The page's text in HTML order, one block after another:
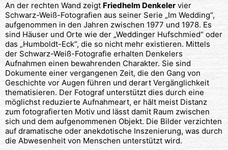
An der rechten Wand zeigt Friedhelm Denkeler vier
Schwarz-Weiß-Fotografien aus seiner Serie „Im Wedding“,
aufgenommen in den Jahren zwischen 1977 und 1978. Es
sind Häuser und Orte wie der „Weddinger Hufschmied“ oder
das „Humboldt-Eck“, die so nicht mehr existieren. Mittels
der Schwarz-Weiß-Fotografie erhalten Denkelers
Aufnahmen einen bewahrenden Charakter. Sie sind
Dokumente einer vergangenen Zeit, die den Gang von
Geschichte vor Augen führen und derart Vergänglichkeit
thematisieren. Der Fotograf unterstützt dies durch eine
möglichst reduzierte Aufnahmeart, er hält meist Distanz
zum fotografierten Motiv und lässt damit Raum zwischen
sich und dem aufgenommenen Objekt. Die Bilder verzichten
auf dramatische oder anekdotische Inszenierung, was durch
die Abwesenheit von Menschen unterstützt wird.